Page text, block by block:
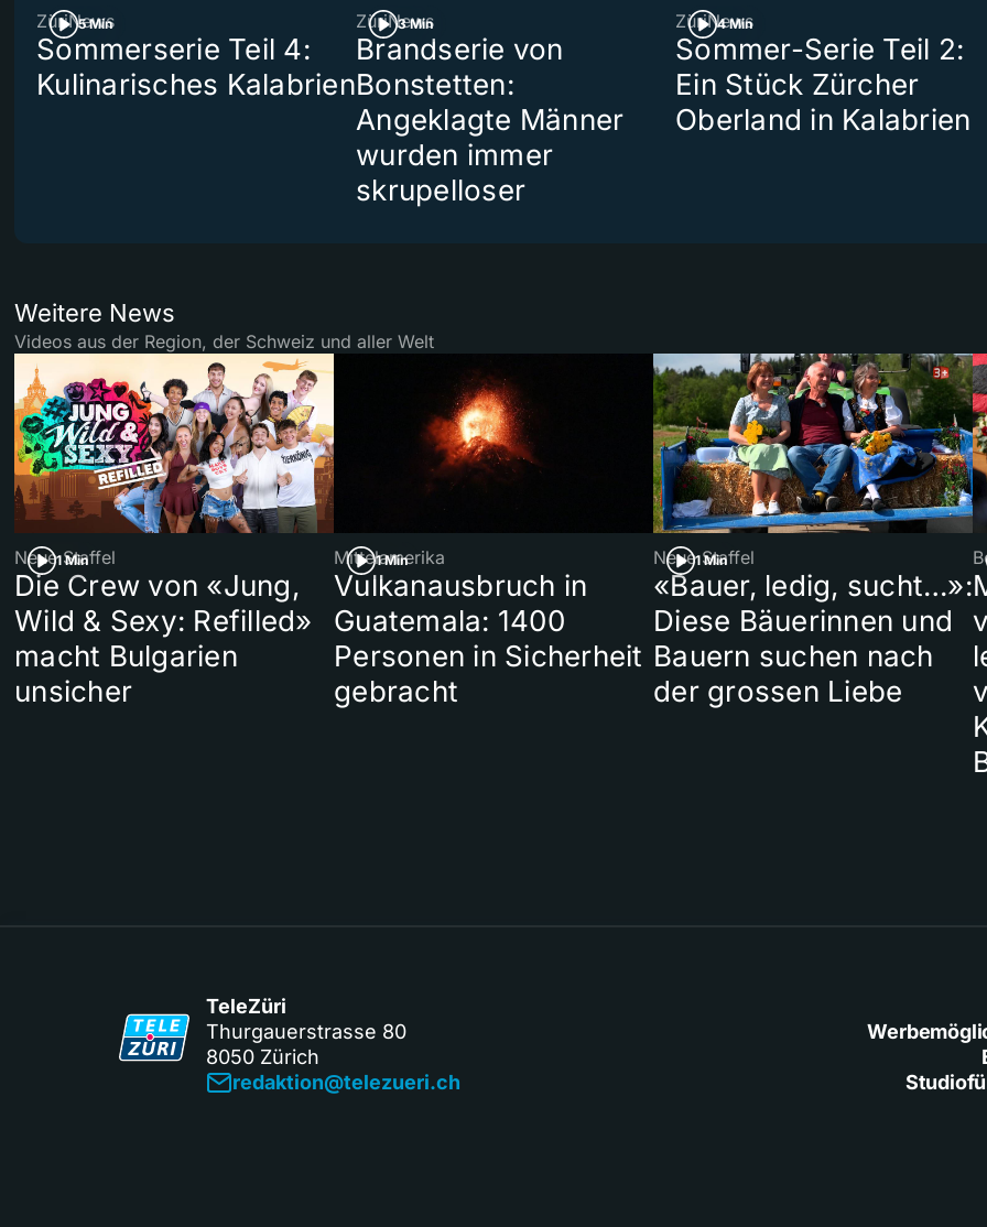
5 Min
ZüriNews
Sommerserie Teil 4:
Kulinarisches Kalabrien
3 Min
ZüriNews
Brandserie von
Bonstetten:
Angeklagte Männer
wurden immer
skrupelloser
4 Min
ZüriNews
Sommer-Serie Teil 2:
Ein Stück Zürcher
Oberland in Kalabrien
Weitere News
Videos aus der Region, der Schweiz und aller Welt
1 Min
Neue Staffel
Die Crew von «Jung,
Wild & Sexy: Refilled»
macht Bulgarien
unsicher
1 Min
Mittelamerika
Vulkanausbruch in
Guatemala: 1400
Personen in Sicherheit
gebracht
1 Min
Neue Staffel
«Bauer, ledig, sucht…»:
Diese Bäuerinnen und
Bauern suchen nach
der grossen Liebe
TeleZüri
Thurgauerstrasse 80
8050 Zürich
redaktion@telezueri.ch